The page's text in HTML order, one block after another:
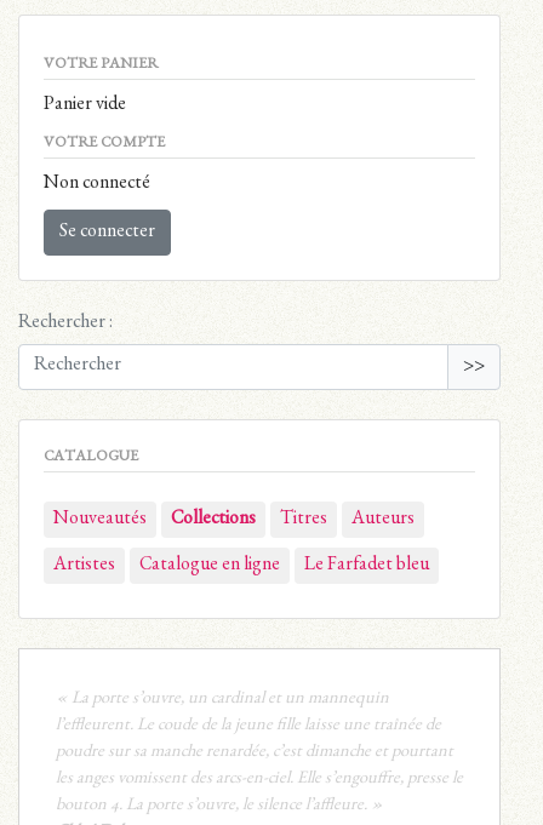
VOTRE PANIER
Panier vide
VOTRE COMPTE
Non connecté
Se connecter
Rechercher :
>>
CATALOGUE
Nouveautés Collections Titres Auteurs
Artistes Catalogue en ligne Le Farfadet bleu
« La porte s’ouvre, un cardinal et un mannequin
l’effleurent. Le coude de la jeune fille laisse une traînée de
poudre sur sa manche renardée, c’est dimanche et pourtant
les anges vomissent des arcs-en-ciel. Elle s’engouffre, presse le
bouton 4. La porte s’ouvre, le silence l’affleure. »